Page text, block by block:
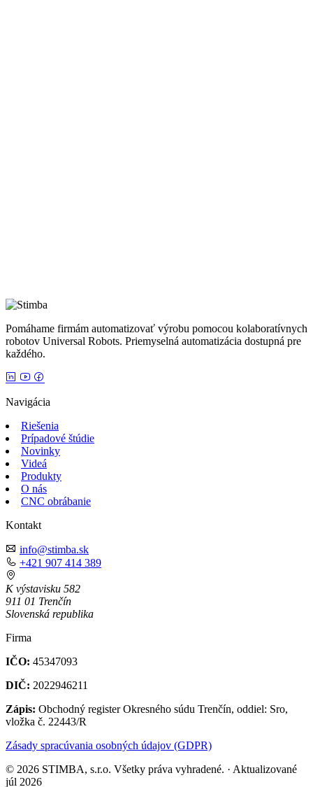
Pomáhame firmám automatizovať výrobu pomocou kolaboratívnych
robotov Universal Robots. Priemyselná automatizácia dostupná pre
každého.
Navigácia
Riešenia
Prípadové štúdie
Novinky
Videá
Produkty
O nás
CNC obrábanie
Kontakt
info@stimba.sk
+421 907 414 389
K výstavisku 582
911 01 Trenčín
Slovenská republika
Firma
IČO: 45347093
DIČ: 2022946211
Zápis: Obchodný register Okresného súdu Trenčín, oddiel: Sro,
vložka č. 22443/R
Zásady spracúvania osobných údajov (GDPR)
© 2026 STIMBA, s.r.o. Všetky práva vyhradené. · Aktualizované
júl 2026